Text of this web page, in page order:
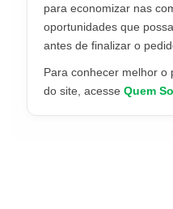
para economizar nas
oportunidades que
antes de finalizar o
Para conhecer melhor o
do site, acesse Quem